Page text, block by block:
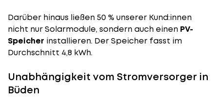
Darüber hinaus ließen 50 % unserer Kund:innen
nicht nur Solarmodule, sondern auch einen PV-
Speicher installieren. Der Speicher fasst im
Durchschnitt 4,8 kWh.
Unabhängigkeit vom Stromversorger in
Büden